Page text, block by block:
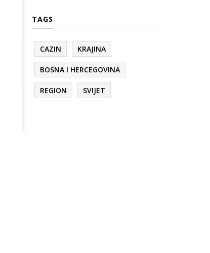
TAGS
CAZIN KRAJINA
BOSNA I HERCEGOVINA
REGION SVIJET